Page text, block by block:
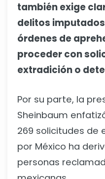
también exige
delitos
órdenes de
proceder con
extradición o
Por su parte, la
Sheinbaum
269 solicitudes de
por México ha
personas